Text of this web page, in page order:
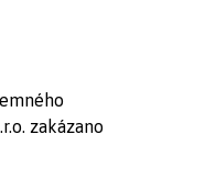
zakázano